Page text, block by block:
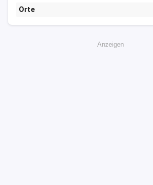
Orte
Anzeigen